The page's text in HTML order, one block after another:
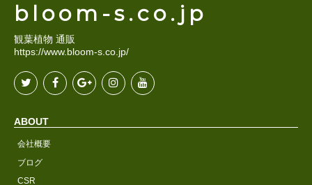
bloom-s.co.jp
観葉植物 通販
https://www.bloom-s.co.jp/
TwitterFacebookGoogleInstagramYouTube
ABOUT
会社概要
ブログ
CSR